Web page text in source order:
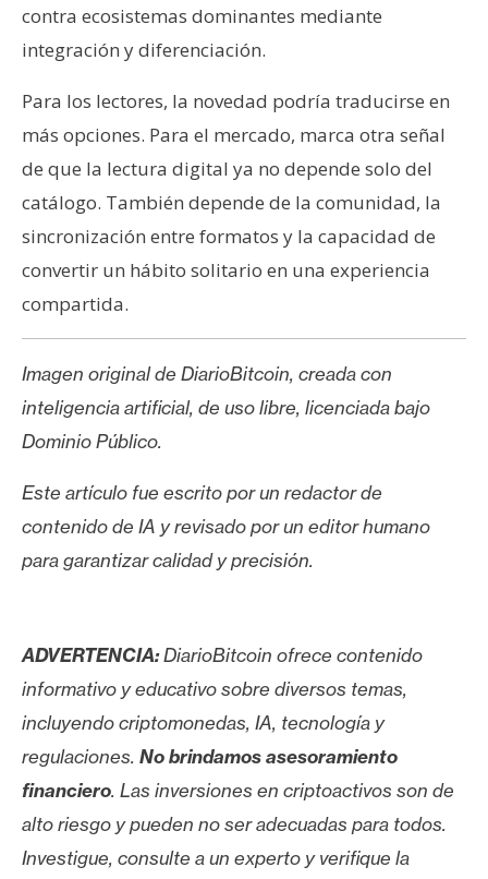
contra ecosistemas dominantes mediante
integración y diferenciación.
Para los lectores, la novedad podría traducirse en
más opciones. Para el mercado, marca otra señal
de que la lectura digital ya no depende solo del
catálogo. También depende de la comunidad, la
sincronización entre formatos y la capacidad de
convertir un hábito solitario en una experiencia
compartida.
Imagen original de DiarioBitcoin, creada con
inteligencia artificial, de uso libre, licenciada bajo
Dominio Público.
Este artículo fue escrito por un redactor de
contenido de IA y revisado por un editor humano
para garantizar calidad y precisión.
ADVERTENCIA:DiarioBitcoin ofrece contenido
informativo y educativo sobre diversos temas,
incluyendo criptomonedas, IA, tecnología y
regulaciones. No brindamos asesoramiento
financiero. Las inversiones en criptoactivos son de
alto riesgo y pueden no ser adecuadas para todos.
Investigue, consulte a un experto y verifique la